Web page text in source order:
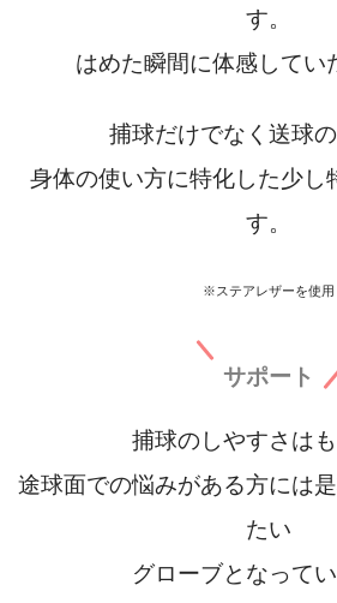
す。
はめた瞬間に体感してい
捕球だけでなく送球
身体の使い方に特化した少し
す。
※ステアレザーを使用
サポート
捕球のしやすさは
途球面での悩みがある方には
たい
グローブとなってい